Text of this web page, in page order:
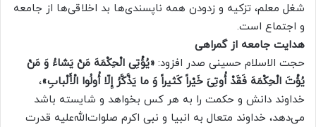
شغل معلم، تزکیه و زدودن همه ناپسندی‌ها بد اخلاقی‌ها از جامعه
و اجتماع است.
هدایت جامعه از گمراهی
حجت الاسلام حسینی صدر افزود: «یُؤْتِی الْحِکْمَهَ مَنْ یَشاءُ وَ مَنْ
یُؤْتَ الْحِکْمَهَ فَقَدْ أُوتِیَ خَیْراً کَثیراً وَ ما یَذَّکَّرُ إِلّا أُولُوا الْأَلْبابِ»،
خداوند دانش و حکمت را به هر کس بخواهد و شایسته باشد
می‌دهد، خداوند متعال به انبیا و نبی اکرم صلوات‌الله‌علیه قدرت